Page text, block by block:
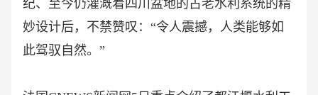
纪、至今仍灌溉着四川盆地的古老水利系统的精
妙设计后，不禁赞叹：“令人震撼，人类能够如
此驾驭自然。”